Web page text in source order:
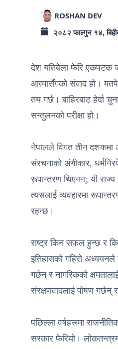
ROSHAN DEV
२०८२ फाल्गुन १४,
देश यतिबेला फेरि एकपटक
आत्मासँगको संवाद हो।
तय गर्छ। बाहिरबाट हेर्दा
सन्तुलनको परीक्षा हो।
नेपालले विगत तीन दशकमा
संरचनाको अंगीकार,
रूपान्तरण थिएनन्; यी राज्य
त्यसलाई व्यवहारमा
रहन्छ।
राष्ट्र किन सफल हुन्छ र
इतिहासको गहिरो
गर्छन् र नागरिकको
संरक्षणवादलाई पोषण
पछिल्ला वर्षहरूमा
सरकार फेरियो।